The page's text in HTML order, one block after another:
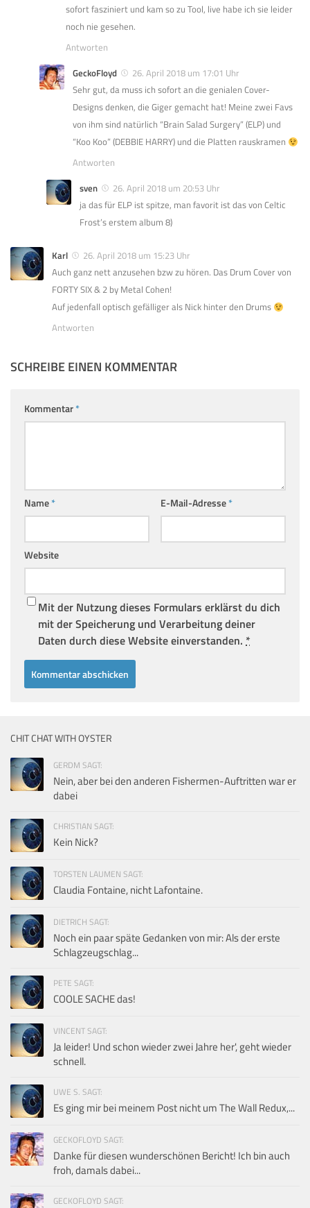
sofort fasziniert und kam so zu Tool, live habe ich sie leider
noch nie gesehen.
Antworten
GeckoFloyd
26. April 2018 um 17:01 Uhr
Sehr gut, da muss ich sofort an die genialen Cover-
Designs denken, die Giger gemacht hat! Meine zwei Favs
von ihm sind natürlich “Brain Salad Surgery” (ELP) und
“Koo Koo” (DEBBIE HARRY) und die Platten rauskramen
Antworten
sven
26. April 2018 um 20:53 Uhr
ja das für ELP ist spitze, man favorit ist das von Celtic
Frost’s erstem album 8)
Karl
26. April 2018 um 15:23 Uhr
Auch ganz nett anzusehen bzw zu hören. Das Drum Cover von
FORTY SIX & 2 by Metal Cohen!
Auf jedenfall optisch gefälliger als Nick hinter den Drums
Antworten
SCHREIBE EINEN KOMMENTAR
Kommentar*
Name* E-Mail-Adresse*
Website
Mit der Nutzung dieses Formulars erklärst du dich
mit der Speicherung und Verarbeitung deiner
Daten durch diese Website einverstanden. *
CHIT CHAT WITH OYSTER
GERDM SAGT:
Nein, aber bei den anderen Fishermen-Auftritten war er
dabei
CHRISTIAN SAGT:
Kein Nick?
TORSTEN LAUMEN SAGT:
Claudia Fontaine, nicht Lafontaine.
DIETRICH SAGT:
Noch ein paar späte Gedanken von mir: Als der erste
Schlagzeugschlag...
PETE SAGT:
COOLE SACHE das!
VINCENT SAGT:
Ja leider! Und schon wieder zwei Jahre her', geht wieder
schnell.
UWE S. SAGT:
Es ging mir bei meinem Post nicht um The Wall Redux,...
GECKOFLOYD SAGT:
Danke für diesen wunderschönen Bericht! Ich bin auch
froh, damals dabei...
GECKOFLOYD SAGT: